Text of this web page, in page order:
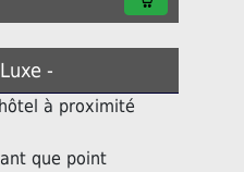
-
à proximité
que point